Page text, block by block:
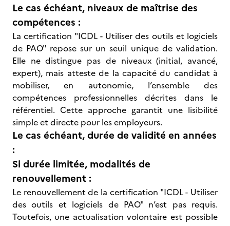
Le cas échéant, niveaux de maîtrise des
compétences :
La certification "ICDL - Utiliser des outils et logiciels
de PAO" repose sur un seuil unique de validation.
Elle ne distingue pas de niveaux (initial, avancé,
expert), mais atteste de la capacité du candidat à
mobiliser, en autonomie, l’ensemble des
compétences professionnelles décrites dans le
référentiel. Cette approche garantit une lisibilité
simple et directe pour les employeurs.
Le cas échéant, durée de validité en années
:
Si durée limitée, modalités de
renouvellement :
Le renouvellement de la certification "ICDL - Utiliser
des outils et logiciels de PAO" n’est pas requis.
Toutefois, une actualisation volontaire est possible